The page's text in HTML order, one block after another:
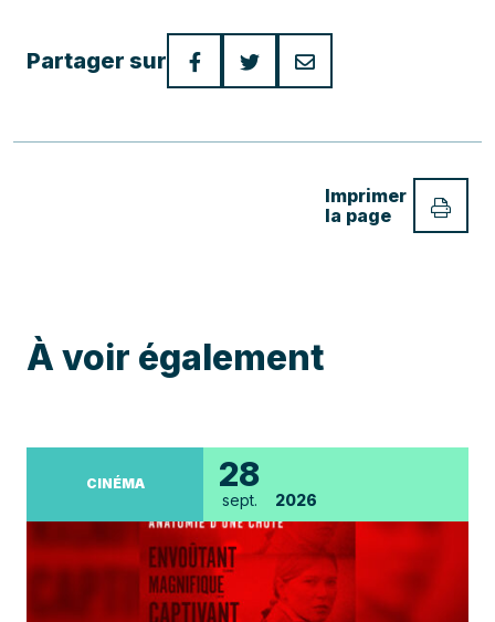
Partager sur
Imprimer
la page
À voir également
CINÉMA 28
sept. 2026